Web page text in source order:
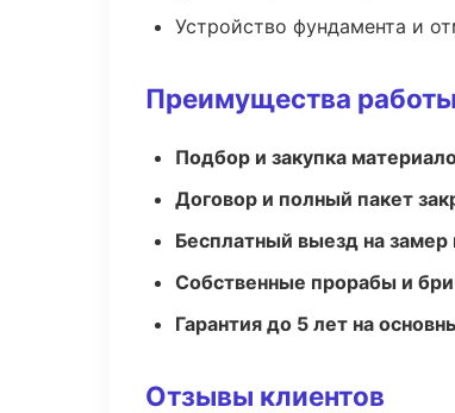
Устройство фундамента и
Преимущества
Подбор и закупка
Договор и полный пакет
Бесплатный выезд на
Собственные прорабы и
Гарантия до 5 лет на
Отзывы клиентов